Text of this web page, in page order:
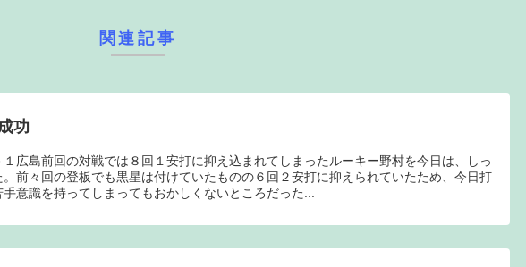
関連記事
功
１広島前回の対戦では８回１安打に抑え込まれてしまったルーキー野村を今日は、しっ
前々回の登板でも黒星は付けていたものの６回２安打に抑えられていたため、今日打
意識を持ってしまってもおかしくないところだった...